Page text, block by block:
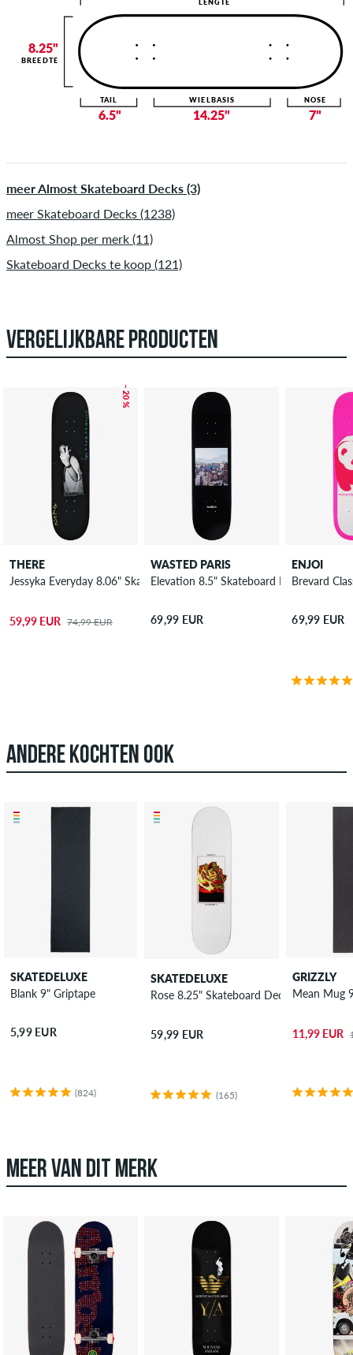
meer Almost Skateboard Decks (3)
meer Skateboard Decks (1238)
Almost Shop per merk (11)
Skateboard Decks te koop (121)
LENGTE
14.25"
WIELBASIS
7"
NOSE
6.5"
TAIL
8.25"
BREEDTE
VERGELIJKBARE PRODUCTEN
– 20 %
THERE
Jessyka Everyday 8.06" Skateboard Deck
59,99 EUR 74,99 EUR
WASTED PARIS
Elevation 8.5" Skateboard Deck
69,99 EUR
ENJOI
Brevard
69,99 EUR
ANDERE KOCHTEN OOK
SKATEDELUXE
Blank 9" Griptape
5,99 EUR
(824)
SKATEDELUXE
Rose 8.25" Skateboard Deck
59,99 EUR
(165)
GRIZZLY
Mean Mug
11,99 EUR
MEER VAN DIT MERK